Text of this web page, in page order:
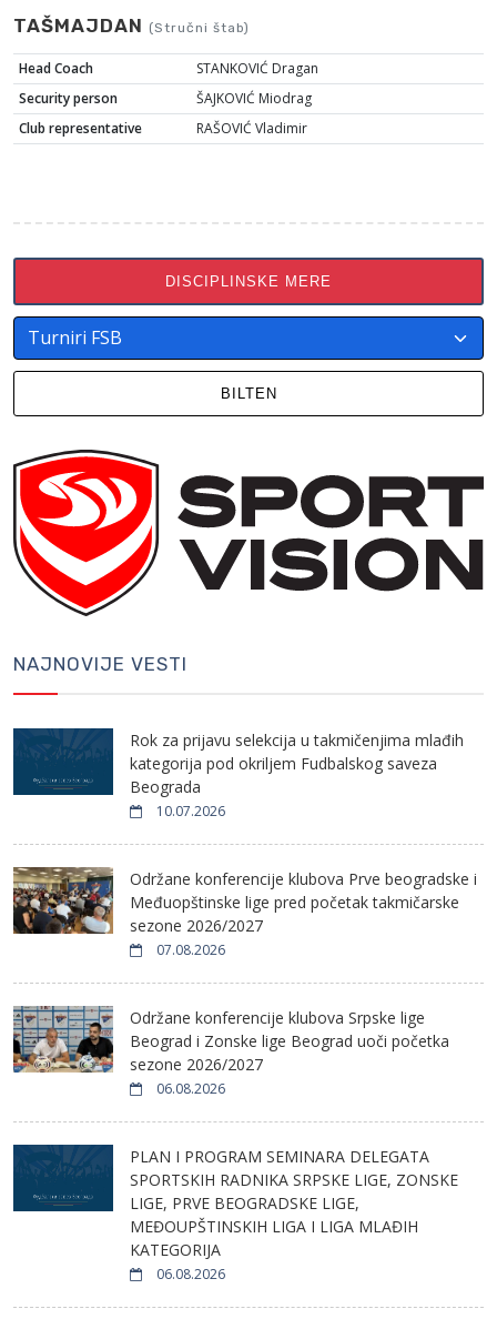
TAŠMAJDAN (Stručni štab)
Head Coach
STANKOVIĆ Dragan
Security person
ŠAJKOVIĆ Miodrag
Club representative
RAŠOVIĆ Vladimir
DISCIPLINSKE MERE
BILTEN
NAJNOVIJE VESTI
Rok za prijavu selekcija u takmičenjima mlađih
kategorija pod okriljem Fudbalskog saveza
Beograda
10.07.2026
Održane konferencije klubova Prve beogradske i
Međuopštinske lige pred početak takmičarske
sezone 2026/2027
07.08.2026
Održane konferencije klubova Srpske lige
Beograd i Zonske lige Beograd uoči početka
sezone 2026/2027
06.08.2026
PLAN I PROGRAM SEMINARA DELEGATA
SPORTSKIH RADNIKA SRPSKE LIGE, ZONSKE
LIGE, PRVE BEOGRADSKE LIGE,
MEĐOUPŠTINSKIH LIGA I LIGA MLAĐIH
KATEGORIJA
06.08.2026